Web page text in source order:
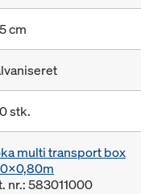
cm
stk.
multi transport box
nr.: 583011000